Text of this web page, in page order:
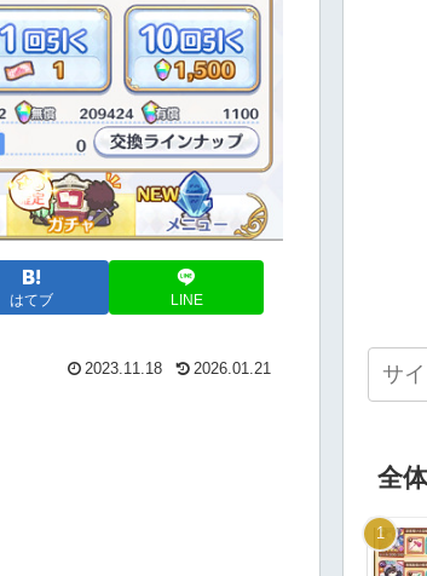
はてブ LINE
2023.11.18 2026.01.21
全